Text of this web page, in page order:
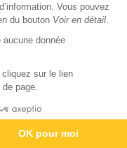
Vous pouvez
du bouton Voir en détail
donnée
sur le lien
page.
OK pour moi
maladie
d’androgènes ;
ou
pouvant
ovaires ou des